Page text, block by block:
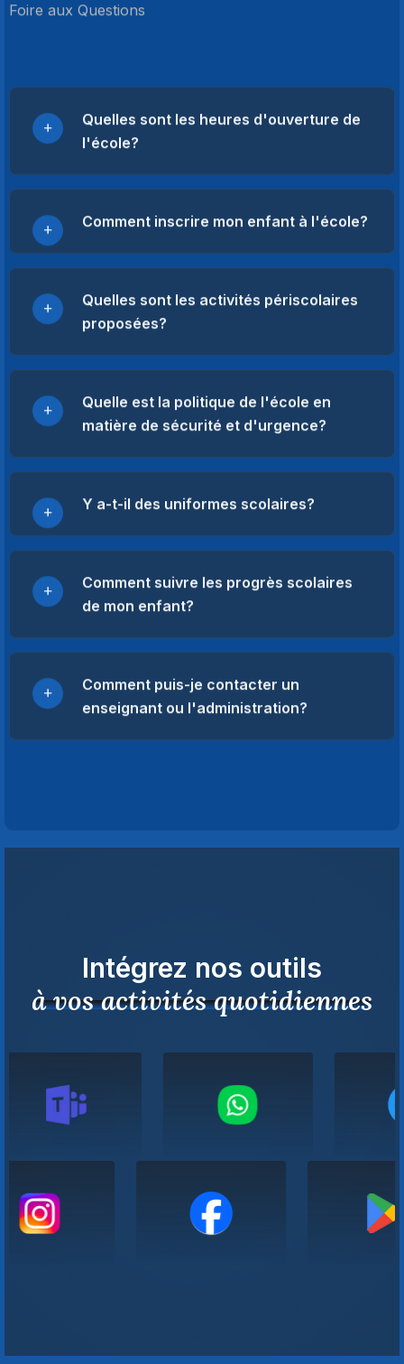
Foire aux Questions
Quelles sont les heures d'ouverture de
l'école?
Comment inscrire mon enfant à l'école?
Quelles sont les activités périscolaires
proposées?
Quelle est la politique de l'école en
matière de sécurité et d'urgence?
Y a-t-il des uniformes scolaires?
Comment suivre les progrès scolaires
de mon enfant?
Comment puis-je contacter un
enseignant ou l'administration?
Intégrez nos outils
à vos activités quotidiennes